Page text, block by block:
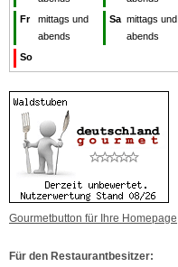
Fr
mittags und
abends
Sa mittags und
abends
So
Gourmetbutton für Ihre Homepage
Für den Restaurantbesitzer: